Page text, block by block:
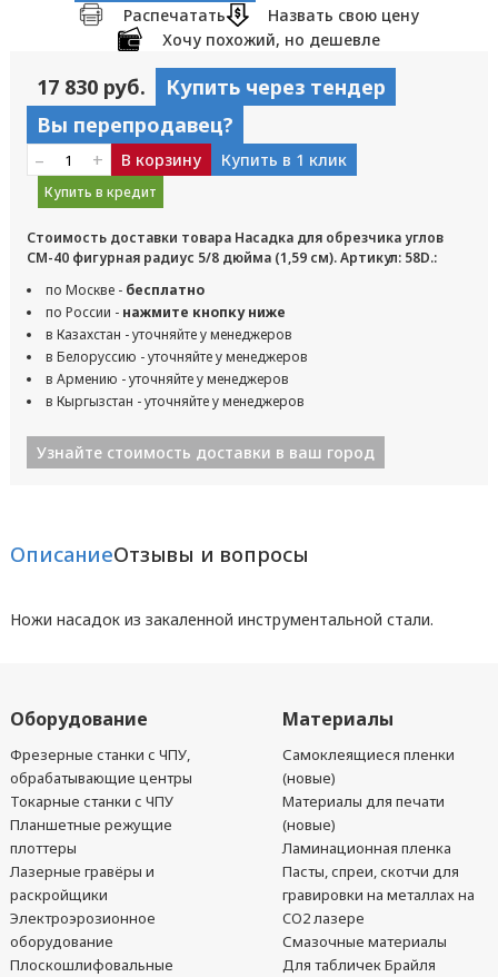
Распечатать
Назвать свою цену
Хочу похожий, но дешевле
17 830 руб.
Купить через тендер
Вы перепродавец?
– + В корзину Купить в 1 клик
Купить в кредит
Стоимость доставки товара Насадка для обрезчика углов
CM-40 фигурная радиус 5/8 дюйма (1,59 см). Артикул: 58D.:
по Москве - бесплатно
по России - нажмите кнопку ниже
в Казахстан - уточняйте у менеджеров
в Белоруссию - уточняйте у менеджеров
в Армению - уточняйте у менеджеров
в Кыргызстан - уточняйте у менеджеров
Узнайте стоимость доставки в ваш город
ОписаниеОтзывы и вопросы
Ножи насадок из закаленной инструментальной стали.
Оборудование
Фрезерные станки с ЧПУ,
обрабатывающие центры
Токарные станки с ЧПУ
Планшетные режущие
плоттеры
Лазерные гравёры и
раскройщики
Электроэрозионное
оборудование
Плоскошлифовальные
Материалы
Самоклеящиеся пленки
(новые)
Материалы для печати
(новые)
Ламинационная пленка
Пасты, спреи, скотчи для
гравировки на металлах на
CO2 лазере
Смазочные материалы
Для табличек Брайля